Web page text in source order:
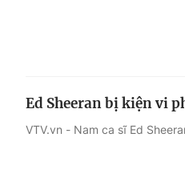
Ed Sheeran bị kiện vi
VTV.vn - Nam ca sĩ Ed